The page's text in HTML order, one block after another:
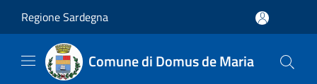
Regione Sardegna
Comune di Domus de Maria